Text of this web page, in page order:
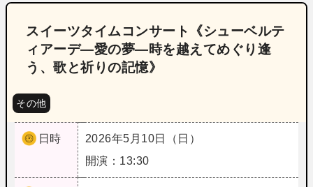
スイーツタイムコンサート《シューベルテ
ィアーデ―愛の夢―時を越えてめぐり逢
う、歌と祈りの記憶》
その他
日時
2026年5月10日（日）
開演：13:30